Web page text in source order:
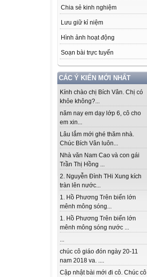
Chia sẻ kinh nghiệm
Lưu giữ kỉ niệm
Hình ảnh hoạt động
Soạn bài trực tuyến
CÁC Ý KIẾN MỚI NHẤT
Kính chào chị Bích Vân. Chị có
khỏe không?...
năm nay em dạy lớp 6, cô cho
em xin...
Lâu lắm mới ghé thăm nhà.
Chúc Bích Vân luôn...
Nhà văn Nam Cao và con gái
Trần Thị Hồng ...
2. Nguyễn Đình THi Xung kích
tràn lên nước...
1. Hồ Phương Trên biển lớn
mênh mông sóng...
1. Hồ Phương Trên biển lớn
mênh mông sóng nước ...
...
chúc cô giáo đón ngày 20-11
nam 2018 va. ....
Cập nhật bài mới đi cô. Chúc cô